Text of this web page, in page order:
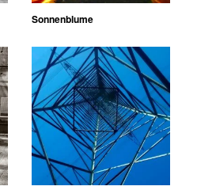
Sonnenblume